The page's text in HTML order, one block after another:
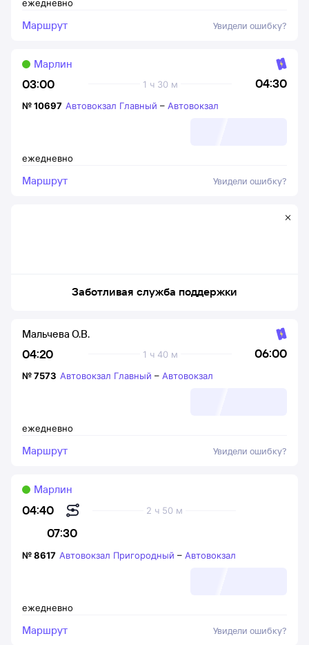
ежедневно
Маршрут Увидели ошибку?
03:00 04:30
1 ч 30 м
Марлин
ежедневно
№10697 Автовокзал Главный – Автовокзал
Маршрут Увидели ошибку?
Заботливая служба поддержки
04:20 06:00
1 ч 40 м
Мальчева О.В.
ежедневно
№7573 Автовокзал Главный – Автовокзал
Маршрут Увидели ошибку?
04:40
07:30
2 ч 50 м
Марлин
ежедневно
№8617 Автовокзал Пригородный – Автовокзал
Маршрут Увидели ошибку?